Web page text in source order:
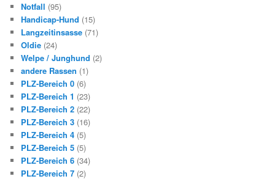
Notfall (95)
Handicap-Hund (15)
Langzeitinsasse (71)
Oldie (24)
Welpe / Junghund (2)
andere Rassen (1)
PLZ-Bereich 0 (6)
PLZ-Bereich 1 (23)
PLZ-Bereich 2 (22)
PLZ-Bereich 3 (16)
PLZ-Bereich 4 (5)
PLZ-Bereich 5 (5)
PLZ-Bereich 6 (34)
PLZ-Bereich 7 (2)